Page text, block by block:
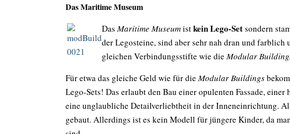
Das Maritime Museum
DasMaritime Museumistkein Lego-Setsondern
der Legosteine, sind aber sehr nah dran und
gleichen Verbindungsstifte wie dieModular
Für etwa das gleiche Geld wie für dieModular Buildings
Lego-Sets! Das erlaubt den Bau einer opulenten Fassade,
eine unglaubliche Detailverliebtheit in der Inneneinrichtung.
gebaut. Allerdings ist es kein Modell für jüngere Kinder, da